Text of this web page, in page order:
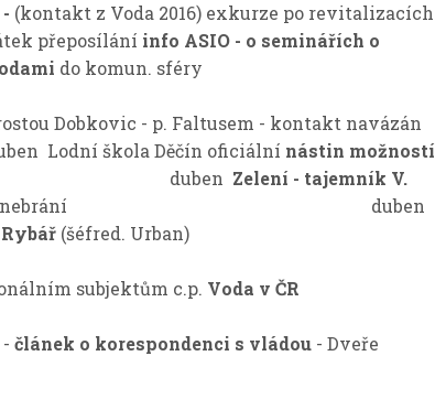
(kontakt z Voda 2016) exkurze po revitalizacích
přeposílání info ASIO - o seminářích o
do komun. sféry
Dobkovic - p. Faltusem - kontakt navázán
Děčín oficiální nástin možností
Zelení - tajemník V.
se nebrání duben
(šéfred. Urban)
subjektům c.p. Voda v ČR
článek o korespondenci s vládou - Dveře